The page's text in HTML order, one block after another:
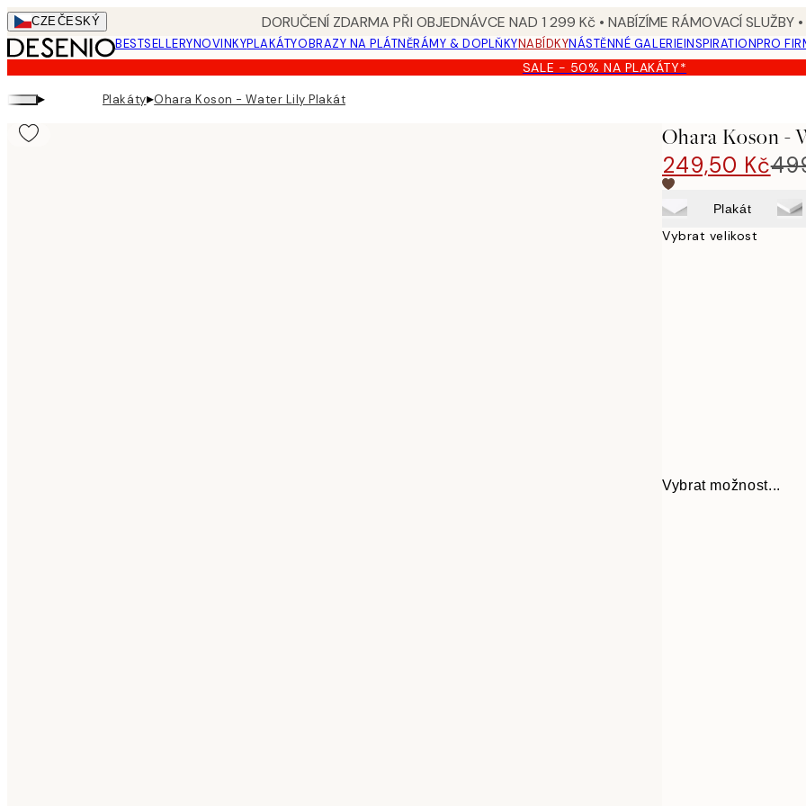
Skip
to
main
content.
CZEČESKÝ DORUČENÍ ZDARMA PŘI OBJEDNÁVCE NAD 1 299 Kč • NABÍZÍME RÁMOVACÍ SLUŽBY
BESTSELLERYNOVINKYPLAKÁTYOBRAZY NA PLÁTNĚRÁMY & DOPLŇKYNABÍDKYNÁSTĚNNÉ GALERIEINSPIRATIONPRO
SALE - 50% NA PLAKÁTY*
▸ Plakáty▸Ohara Koson - Water Lily Plakát
Ohara Koson -
249,50 Kč
Plakát
Vybrat velikost
Vybrat možnost...